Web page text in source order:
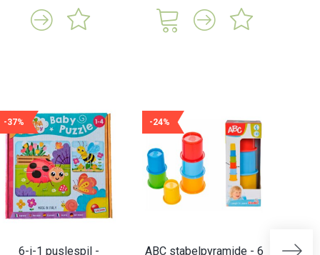
-37%
6-i-1 puslespil -
-24%
ABC stabelpyramide - 6